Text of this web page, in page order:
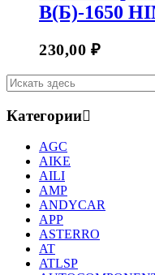
В(Б)-1650
230,00₽
Категории
AGC
AIKE
AILI
AMP
ANDYCAR
APP
ASTERRO
AT
ATLSP